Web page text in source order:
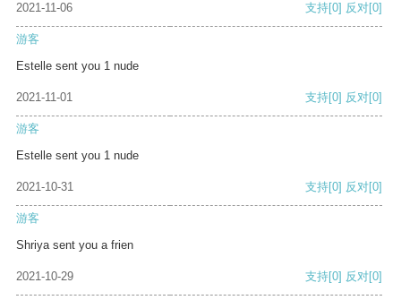
2021-11-06 支持[0] 反对[0]
游客
Estelle sent you 1 nude
2021-11-01 支持[0] 反对[0]
游客
Estelle sent you 1 nude
2021-10-31 支持[0] 反对[0]
游客
Shriya sent you a frien
2021-10-29 支持[0] 反对[0]